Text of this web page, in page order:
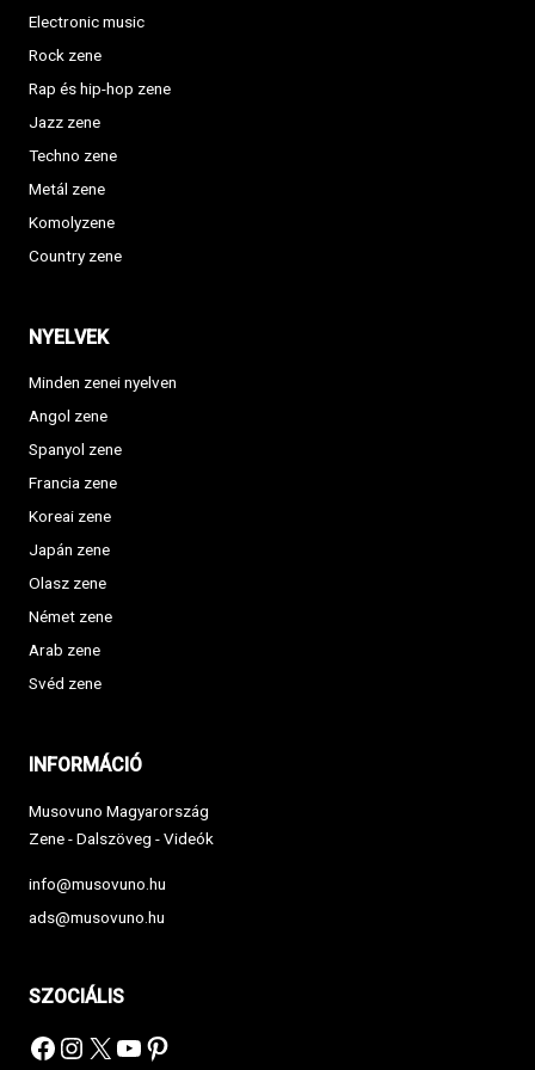
Electronic music
Rock zene
Rap és hip-hop zene
Jazz zene
Techno zene
Metál zene
Komolyzene
Country zene
NYELVEK
Minden zenei nyelven
Angol zene
Spanyol zene
Francia zene
Koreai zene
Japán zene
Olasz zene
Német zene
Arab zene
Svéd zene
INFORMÁCIÓ
Musovuno Magyarország
Zene - Dalszöveg - Videók
info@musovuno.hu
ads@musovuno.hu
SZOCIÁLIS
Facebook
Instagram
X YouTube
Pinterest